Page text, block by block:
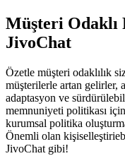
Müşteri
JivoChat
Özetle müşteri odaklılık
müşterilerle artan gelirler,
adaptasyon ve
memnuniyeti politikası
kurumsal politika
Önemli olan
JivoChat gibi!